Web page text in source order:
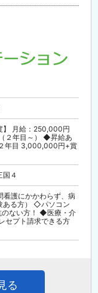
】 月給：250,000円
２年目～） ◆昇給あ
年目 3,000,000円+賞
国４
護にかかわらず、病
ある方） ◇パソコン
のない方！ ◆医療・介
セプト請求できる方
る